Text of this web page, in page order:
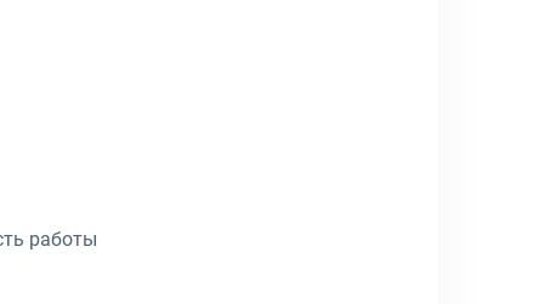
работы